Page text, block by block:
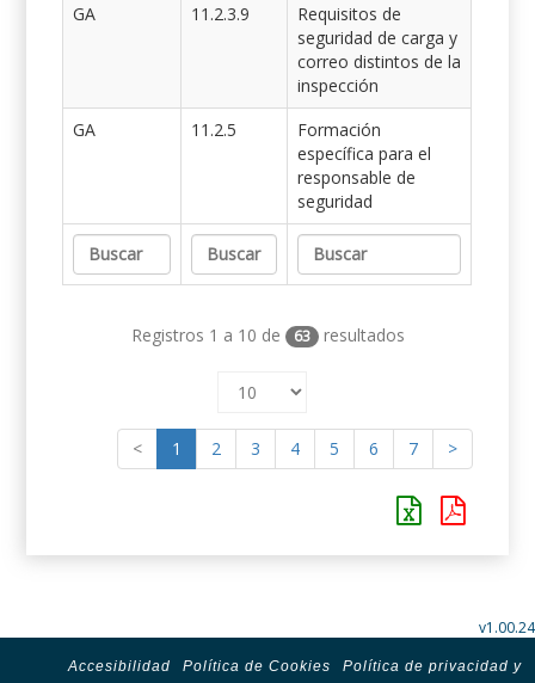
GA
11.2.3.9
Requisitos de
seguridad de carga y
correo distintos de la
inspección
GA
11.2.5
Formación
específica para el
responsable de
seguridad
Registros 1 a 10 de 63 resultados
< 1 2 3 4 5 6 7 >
v1.00.24
Accesibilidad Política de Cookies
Política de privacidad y